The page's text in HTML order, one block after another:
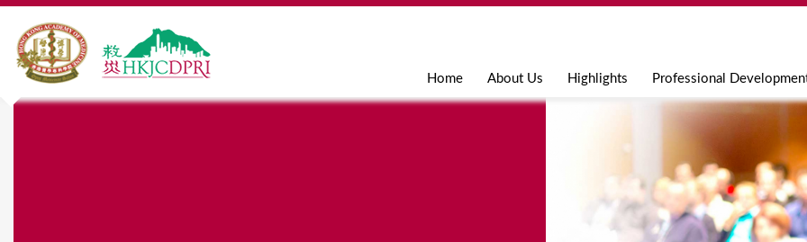
Jump to navigation
Home About Us Highlights Professional